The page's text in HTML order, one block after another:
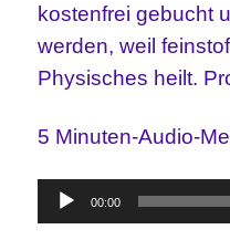
kostenfrei gebucht
werden, weil
Physisches heilt.
5 Minuten-Audio-
Audio-
00:00